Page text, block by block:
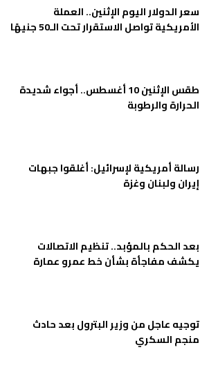
سعر الدولار اليوم الإثنين.. العملة
الأمريكية تواصل الاستقرار تحت الـ50 جنيهًا
طقس الإثنين 10 أغسطس.. أجواء شديدة
الحرارة والرطوبة
رسالة أمريكية لإسرائيل: أغلقوا جبهات
إيران ولبنان وغزة
بعد الحكم بالمؤبد.. تنظيم الاتصالات
يكشف مفاجأة بشأن خط عمرو عمارة
توجيه عاجل من وزير البترول بعد حادث
منجم السكري